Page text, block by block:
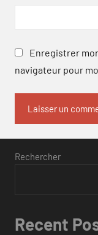
Enregistrer
navigateur pour
Rechercher
Recent